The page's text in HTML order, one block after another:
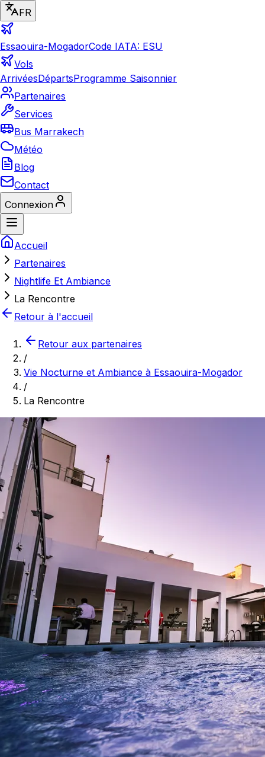
FR
Essaouira-MogadorCode IATA: ESU
Vols
ArrivéesDépartsProgramme Saisonnier
Partenaires
Services
Bus Marrakech
Météo
Blog
Contact
Connexion
Accueil
Partenaires
Nightlife Et Ambiance
La Rencontre
Retour à l'accueil
Retour aux partenaires
/
Vie Nocturne et Ambiance à Essaouira-Mogador
/
La Rencontre